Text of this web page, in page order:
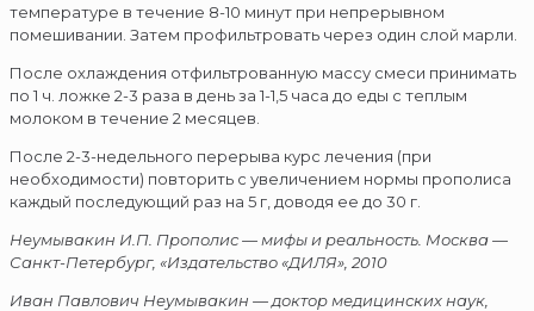
температуре в течение 8-10 минут при непрерывном
помешивании. Затем профильтровать через один слой марли.
После охлаждения отфильтрованную массу смеси принимать
по 1 ч. ложке 2-3 раза в день за 1-1,5 часа до еды с теплым
молоком в течение 2 месяцев.
После 2-3-недельного перерыва курс лечения (при
необходимости) повторить с увеличением нормы прополиса
каждый последующий раз на 5 г, доводя ее до 30 г.
Неумывакин И.П. Прополис — мифы и реальность. Москва —
Санкт-Петербург, «Издательство «ДИЛЯ», 2010
Иван Павлович Неумывакин — доктор медицинских наук,